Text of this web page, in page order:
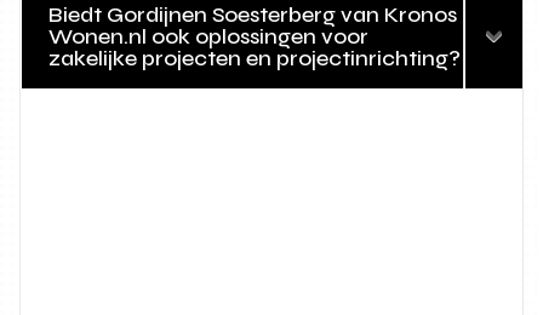
Biedt Gordijnen Soesterberg van Kronos
Wonen.nl ook oplossingen voor
zakelijke projecten en projectinrichting?